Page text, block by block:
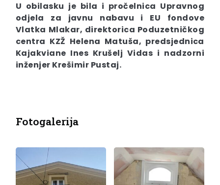
U obilasku je bila i pročelnica Upravnog
odjela za javnu nabavu i EU fondove
Vlatka Mlakar, direktorica Poduzetničkog
centra KZŽ Helena Matuša, predsjednica
Kajakviane Ines Krušelj Vidas i nadzorni
inženjer Krešimir Pustaj.
Fotogalerija